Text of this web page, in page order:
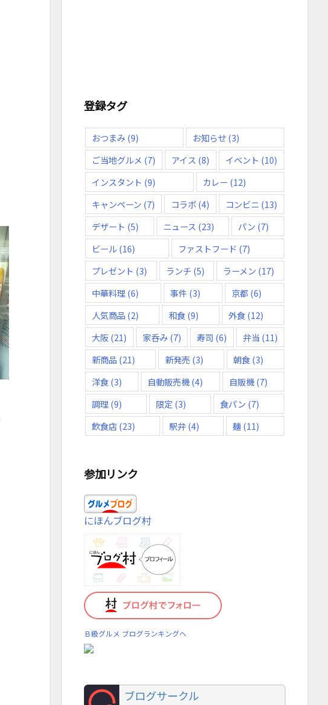
登録タグ
おつまみ(9) お知らせ(3)
ご当地グルメ (7) アイス (8) イベント (10)
インスタント (9) カレー (12)
キャンペーン (7) コラボ(4) コンビニ (13)
デザート (5) ニュース (23) パン (7)
ビール(16) ファストフード (7)
プレゼント (3) ランチ (5) ラーメン (17)
中華料理(6) 事件 (3) 京都 (6)
人気商品(2) 和食(9) 外食(12)
大阪(21) 家呑み(7) 寿司 (6) 弁当 (11)
新商品(21) 新発売 (3) 朝食(3)
洋食(3) 自動販売機(4) 自販機(7)
調理(9) 限定 (3) 食パン (7)
飲食店(23) 駅弁(4) 麺(11)
参加リンク
にほんブログ村
Ｂ級グルメ ブログランキングへ
ブログサークル